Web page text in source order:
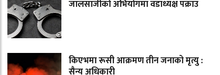
जालसाजीको अभियोगमा वडाध्यक्ष पक्राउ
किएभमा रूसी आक्रमण तीन जनाको मृत्यु :